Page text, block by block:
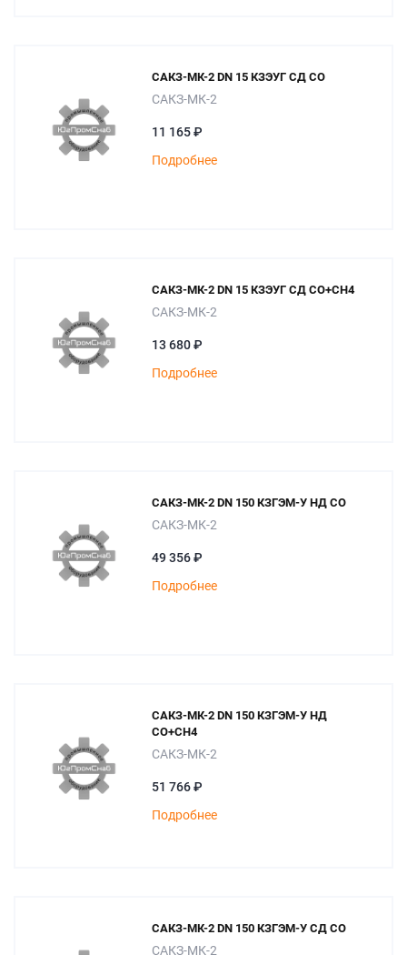
САКЗ-МК-2 DN 15 КЗЭУГ СД СО
САКЗ-МК-2
11 165 ₽
Подробнее
САКЗ-МК-2 DN 15 КЗЭУГ СД СО+СН4
САКЗ-МК-2
13 680 ₽
Подробнее
САКЗ-МК-2 DN 150 КЗГЭМ-У НД СО
САКЗ-МК-2
49 356 ₽
Подробнее
САКЗ-МК-2 DN 150 КЗГЭМ-У НД
СО+СН4
САКЗ-МК-2
51 766 ₽
Подробнее
САКЗ-МК-2 DN 150 КЗГЭМ-У СД СО
САКЗ-МК-2